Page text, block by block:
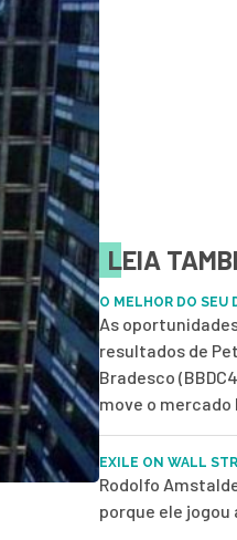
LEIA
O MELHOR DO SEU
As
resultados de
Bradesco
move o mercado
EXILE ON WALL
Rodolfo
porque ele